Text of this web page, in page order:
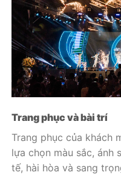
Trang phục và bài trí
Trang phục của khách
lựa chọn màu sắc, ánh
tế, hài hòa và sang